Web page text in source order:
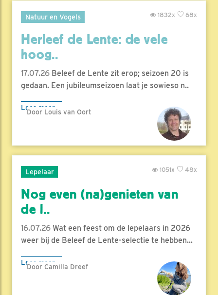
Natuur en Vogels 68x
1832x
Herleef de Lente: de vele
hoog..
17.07.26 Beleef de Lente zit erop; seizoen 20 is
gedaan. Een jubileumseizoen laat je sowieso n..
Lees meer
Door Louis van Oort
Lepelaar 48x
1051x
Nog even (na)genieten van
de l..
16.07.26 Wat een feest om de lepelaars in 2026
weer bij de Beleef de Lente-selectie te hebben...
Lees meer
Door Camilla Dreef